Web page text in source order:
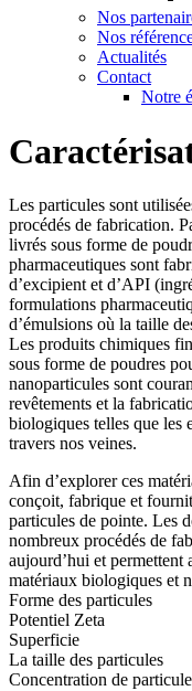
Nos
Nos
Actualités
Contact
Notre
Les particules sont
procédés de fabrication.
livrés sous forme de
pharmaceutiques sont
d’excipient et d’API
formulations
d’émulsions où la taille
Les produits chimiques
sous forme de poudres
nanoparticules sont
revêtements et la
biologiques telles que les
travers nos veines.
Afin d’explorer ces
conçoit, fabrique et
particules de pointe. Les
nombreux procédés de
aujourd’hui et permettent
matériaux biologiques et
Forme des particules
Potentiel Zeta
Superficie
La taille des particules
Concentration de